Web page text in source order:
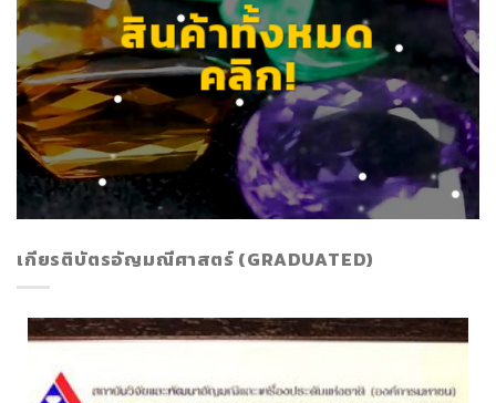
สินค้าทั้งหมด
คลิก!
เกียรติบัตรอัญมณีศาสตร์ (GRADUATED)